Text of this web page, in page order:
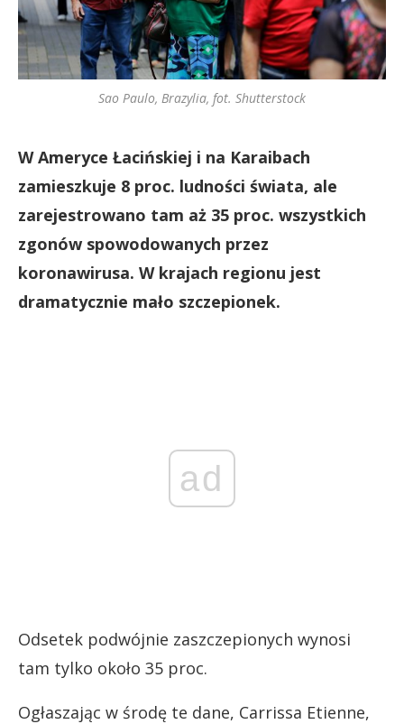
Sao Paulo, Brazylia, fot. Shutterstock
W Ameryce Łacińskiej i na Karaibach
zamieszkuje 8 proc. ludności świata, ale
zarejestrowano tam aż 35 proc. wszystkich
zgonów spowodowanych przez
koronawirusa. W krajach regionu jest
dramatycznie mało szczepionek.
ad
Odsetek podwójnie zaszczepionych wynosi
tam tylko około 35 proc.
Ogłaszając w środę te dane, Carrissa Etienne,